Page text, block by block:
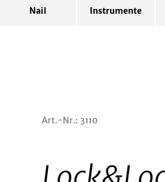
Nail Instrumente
Art.-Nr.: 3110